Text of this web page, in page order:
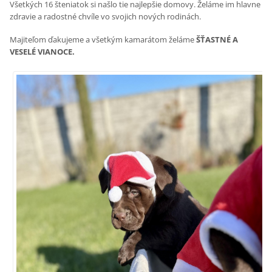
Všetkých 16 šteniatok si našlo tie najlepšie domovy. Želáme im hlavne
zdravie a radostné chvíle vo svojich nových rodinách.
Majiteľom ďakujeme a všetkým kamarátom želámeŠŤASTNÉ A
VESELÉ VIANOCE.